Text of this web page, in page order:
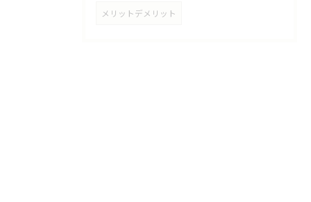
メリットデメリット